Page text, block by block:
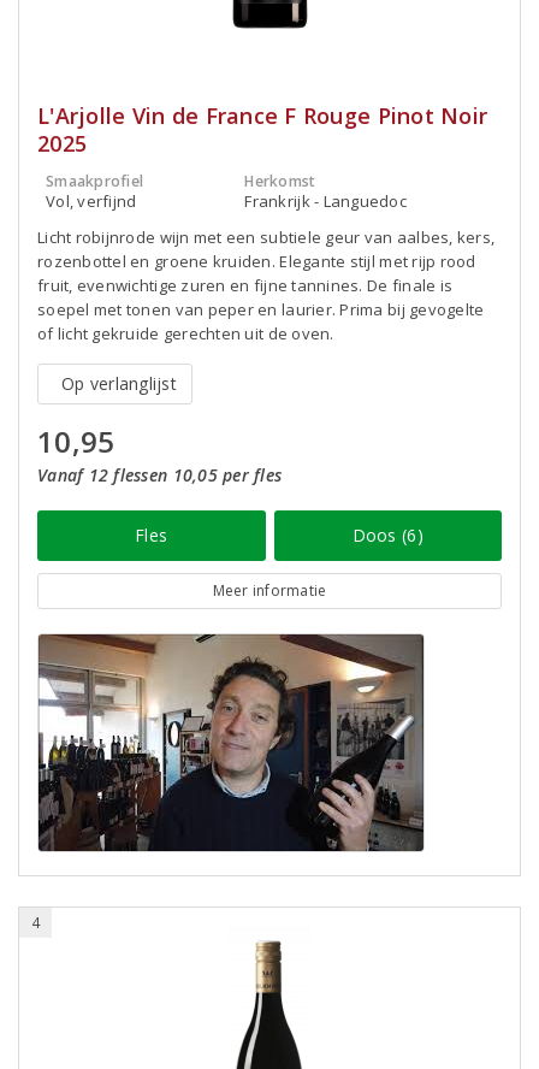
L'Arjolle Vin de France F Rouge Pinot Noir
2025
Smaakprofiel
Vol, verfijnd
Herkomst
Frankrijk - Languedoc
Licht robijnrode wijn met een subtiele geur van aalbes, kers,
rozenbottel en groene kruiden. Elegante stijl met rijp rood
fruit, evenwichtige zuren en fijne tannines. De finale is
soepel met tonen van peper en laurier. Prima bij gevogelte
of licht gekruide gerechten uit de oven.
Op verlanglijst
10,95
Vanaf 12 flessen 10,05 per fles
Fles Doos (6)
Meer informatie
4